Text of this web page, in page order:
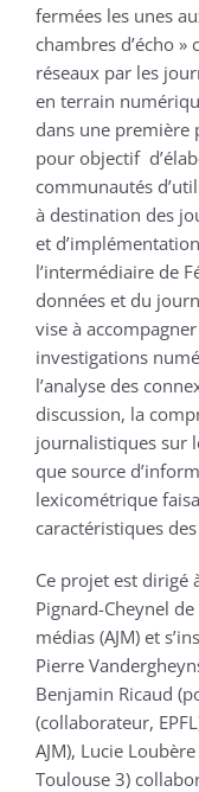
fermées les unes
chambres d’écho
réseaux par les
en terrain
dans une première
pour objectif
communautés
à destination des
et
l’intermédiaire de
données et du
vise à
investigations
l’analyse des
discussion, la
journalistiques sur
que source
lexicométrique
caractéristiques
Ce projet est dirigé
Pignard-Cheynel
médias (AJM) et
Pierre
Benjamin Ricaud
(collaborateur,
AJM), Lucie
Toulouse 3)